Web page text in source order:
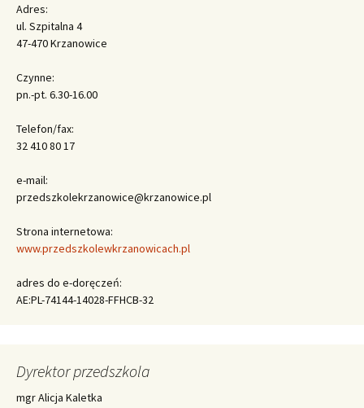
Adres:
ul. Szpitalna 4
47-470 Krzanowice
Czynne:
pn.-pt. 6.30-16.00
Telefon/fax:
32 410 80 17
e-mail:
przedszkolekrzanowice@krzanowice.pl
Strona internetowa:
www.przedszkolewkrzanowicach.pl
adres do e-doręczeń:
AE:PL-74144-14028-FFHCB-32
Dyrektor przedszkola
mgr Alicja Kaletka